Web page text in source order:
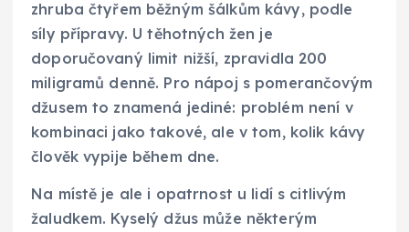
zhruba čtyřem běžným šálkům kávy, podle
síly přípravy. U těhotných žen je
doporučovaný limit nižší, zpravidla 200
miligramů denně. Pro nápoj s pomerančovým
džusem to znamená jediné: problém není v
kombinaci jako takové, ale v tom, kolik kávy
člověk vypije během dne.
Na místě je ale i opatrnost u lidí s citlivým
žaludkem. Kyselý džus může některým